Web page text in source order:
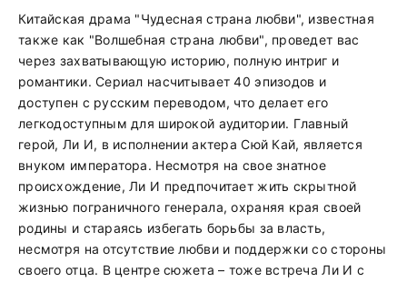
Китайская драма "Чудесная страна любви", известная
также как "Волшебная страна любви", проведет вас
через захватывающую историю, полную интриг и
романтики. Сериал насчитывает 40 эпизодов и
доступен с русским переводом, что делает его
легкодоступным для широкой аудитории. Главный
герой, Ли И, в исполнении актера Сюй Кай, является
внуком императора. Несмотря на свое знатное
происхождение, Ли И предпочитает жить скрытной
жизнью пограничного генерала, охраняя края своей
родины и стараясь избегать борьбы за власть,
несмотря на отсутствие любви и поддержки со стороны
своего отца. В центре сюжета – тоже встреча Ли И с